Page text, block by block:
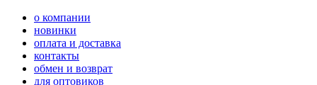
о компании
новинки
оплата и доставка
контакты
обмен и возврат
для оптовиков